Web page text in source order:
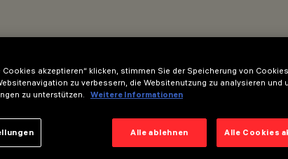
Cookies akzeptieren“ klicken, stimmen Sie der Speicherung von
zu verbessern, die Websitenutzung zu analysieren und
zu unterstützen.
Weitere Informationen
Alle ablehnen Alle Cookies